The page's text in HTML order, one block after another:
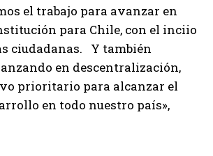
el trabajo para avanzar en
para Chile, con el inciio
ciudadanas. Y también
en descentralización,
prioritario para alcanzar el
en todo nuestro país»,